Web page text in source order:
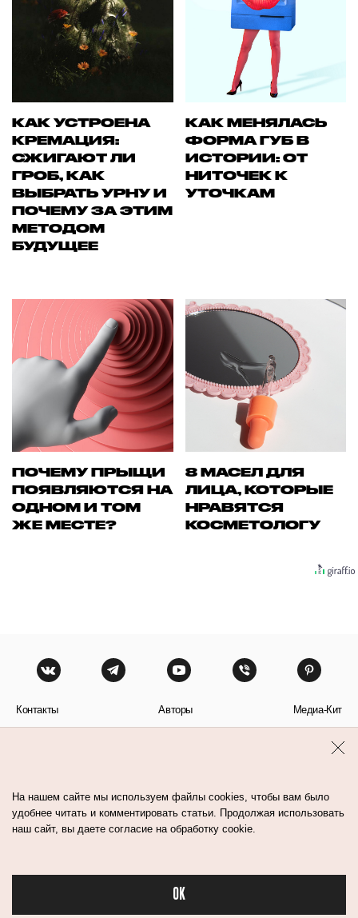
КАК УСТРОЕНА
КРЕМАЦИЯ:
СЖИГАЮТ ЛИ
ГРОБ, КАК
ВЫБРАТЬ УРНУ И
ПОЧЕМУ ЗА ЭТИМ
МЕТОДОМ
БУДУЩЕЕ
КАК МЕНЯЛАСЬ
ФОРМА ГУБ В
ИСТОРИИ: ОТ
НИТОЧЕК К
УТОЧКАМ
ПОЧЕМУ ПРЫЩИ
ПОЯВЛЯЮТСЯ НА
ОДНОМ И ТОМ
ЖЕ МЕСТЕ?
8 МАСЕЛ ДЛЯ
ЛИЦА, КОТОРЫЕ
НРАВЯТСЯ
КОСМЕТОЛОГУ
Контакты Авторы Медиа-Кит
На нашем сайте мы используем файлы cookies, чтобы вам было
удобнее читать и комментировать статьи. Продолжая использовать
наш сайт, вы даете согласие на обработку cookie.
OK